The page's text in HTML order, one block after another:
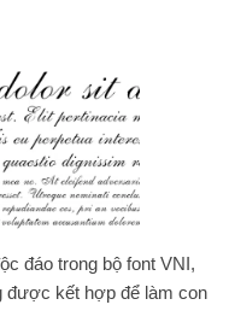
đáo trong bộ font VNI,
được kết hợp để làm con